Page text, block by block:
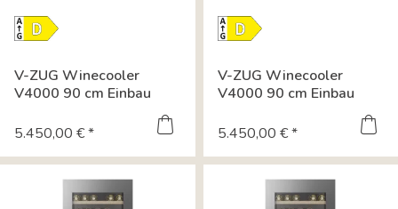
Energielabel-
Datenblatt
V-ZUG Winecooler
V4000 90 cm Einbau
5.450,00 € *
Energielabel-
Datenblatt
V-ZUG Winecooler
V4000 90 cm Einbau
5.450,00 € *